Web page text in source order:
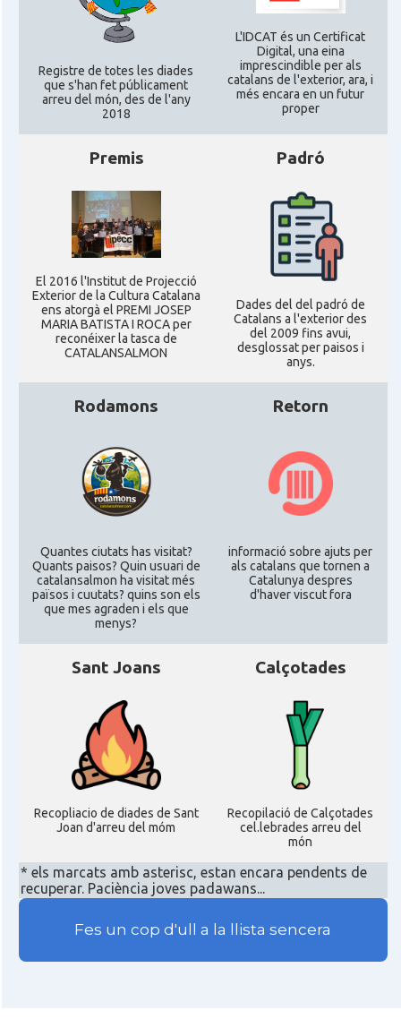
Registre de totes les diades
que s'han fet públicament
arreu del món, des de l'any
2018
L'IDCAT és un Certificat
Digital, una eina
imprescindible per als
catalans de l'exterior, ara, i
més encara en un futur
proper
Premis
El 2016 l'Institut de Projecció
Exterior de la Cultura Catalana
ens atorgà el PREMI JOSEP
MARIA BATISTA I ROCA per
reconéixer la tasca de
CATALANSALMON
Padró
Dades del del padró de
Catalans a l'exterior des
del 2009 fins avui,
desglossat per paisos i
anys.
Rodamons
Quantes ciutats has visitat?
Quants paisos? Quin usuari de
catalansalmon ha visitat més
països i cuutats? quins son els
que mes agraden i els que
menys?
Retorn
informació sobre ajuts per
als catalans que tornen a
Catalunya despres
d'haver viscut fora
Sant Joans
Recopliacio de diades de Sant
Joan d'arreu del móm
Calçotades
Recopilació de Calçotades
cel.lebrades arreu del
món
* els marcats amb asterisc, estan encara pendents de
recuperar. Paciència joves padawans...
Fes un cop d'ull a la llista sencera